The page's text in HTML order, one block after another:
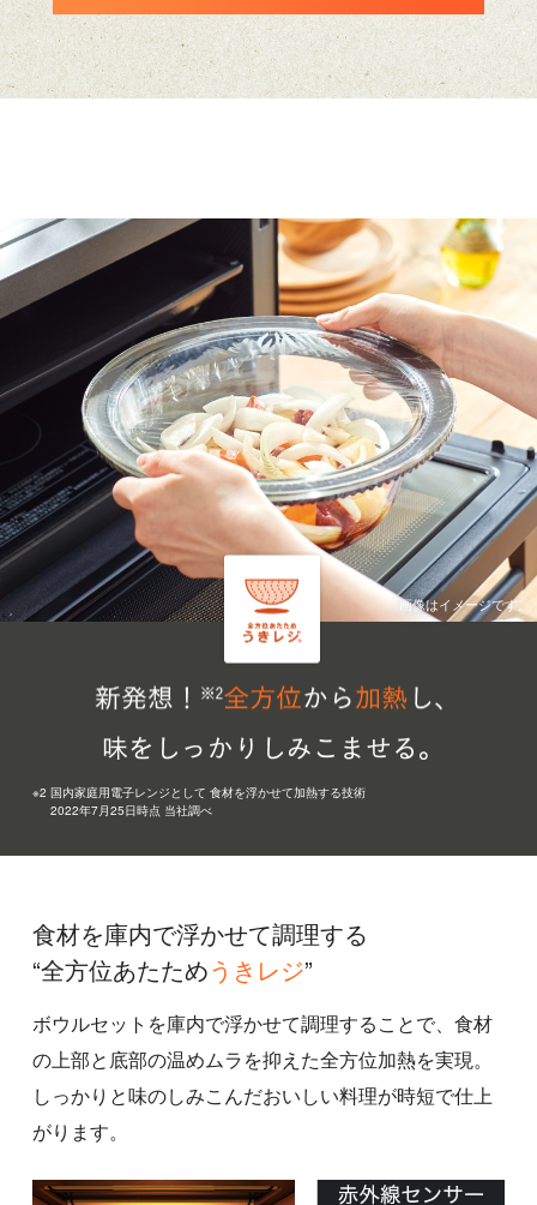
※2 国内家庭用電子レンジとして 食材を浮かせて加熱する技術
2022年7月25日時点 当社調べ
食材を庫内で浮かせて調理する
“全方位あたためうきレジ”
ボウルセットを庫内で浮かせて調理することで、食材
の上部と底部の温めムラを抑えた全方位加熱を実現。
しっかりと味のしみこんだおいしい料理が時短で仕上
がります。